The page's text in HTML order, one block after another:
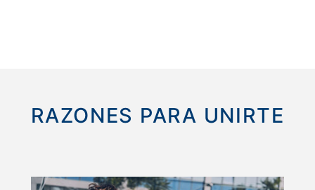
RAZONES PARA UNIRTE